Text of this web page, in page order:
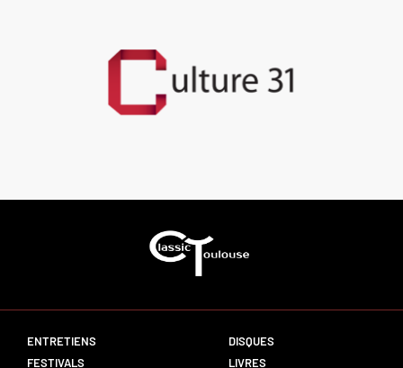
ENTRETIENS
FESTIVALS
DISQUES
LIVRES